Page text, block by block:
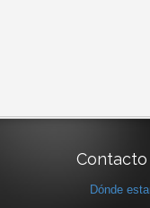
Contacto
Dónde